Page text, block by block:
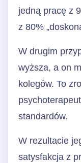
jedną pracę z
z 80%
W drugim
wyższa, a on
kolegów. To
standardów.
W rezultacie
satysfakcja z